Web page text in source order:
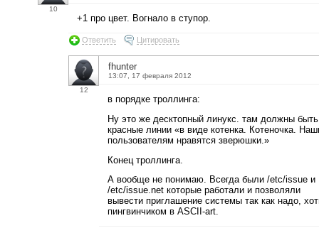
10
+1 про цвет. Вогнало в ступор.
Ответить Цитировать
12
fhunter
13:07, 17 февраля 2012
в порядке троллинга:
Ну это же десктопный линукс. там должны быть
красные линии «в виде котенка. Котеночка.
пользователям нравятся зверюшки.»
Конец троллинга.
А вообще не понимаю. Всегда были /etc/issue и
/etc/issue.net которые работали и позволяли
вывести приглашение системы так как надо,
пингвинчиком в ASCII-art.